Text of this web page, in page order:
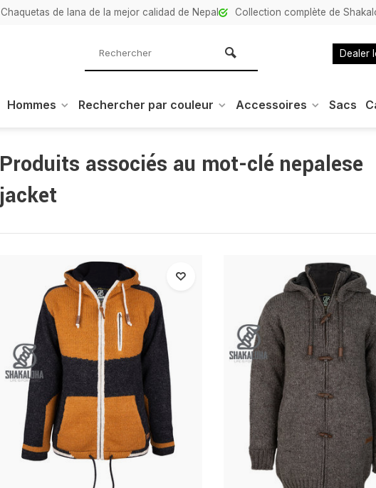
Chaquetas de lana de la mejor calidad de Nepal Collection complète de
Dealer
Hommes Rechercher par couleur Accessoires Sacs
Produits associés au mot-clé nepalese
jacket